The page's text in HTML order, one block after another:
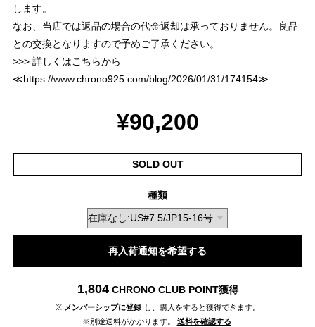
します。
なお、当店では返品の場合の代金返却は承っておりません。良品
との交換となりますので予めご了承ください。
>>> 詳しくはこちらから
≪https://www.chrono925.com/blog/2026/01/31/174154≫
¥90,200
SOLD OUT
種類
再入荷通知を希望する
1,804 CHRONO CLUB POINT獲得
※ メンバーシップに登録 し、購入をすると獲得できます。
※別途送料がかかります。
送料を確認する